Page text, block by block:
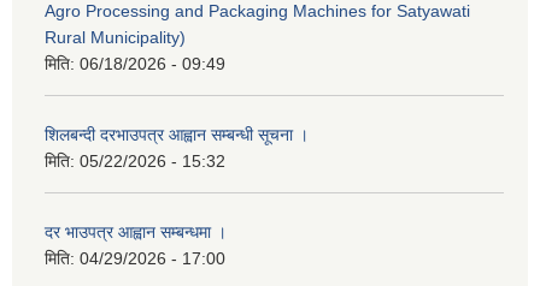
Agro Processing and Packaging Machines for Satyawati
Rural Municipality)
मिति: 06/18/2026 - 09:49
शिलबन्दी दरभाउपत्र आह्वान सम्बन्धी सूचना ।
मिति: 05/22/2026 - 15:32
दर भाउपत्र आह्वान सम्बन्धमा ।
मिति: 04/29/2026 - 17:00